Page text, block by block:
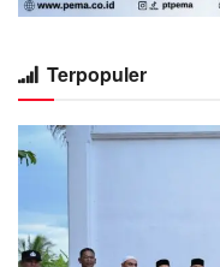
Terpopuler